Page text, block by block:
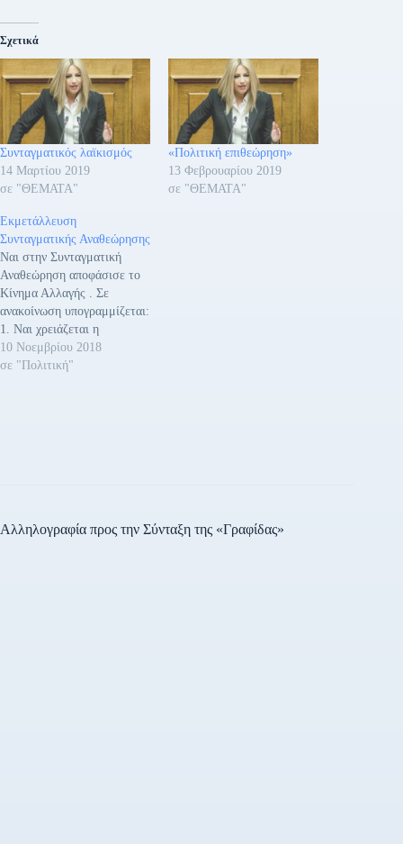
Σχετικά
Συνταγματικός λαϊκισμός
14 Μαρτίου 2019
σε "ΘΕΜΑΤΑ"
«Πολιτική επιθεώρηση»
13 Φεβρουαρίου 2019
σε "ΘΕΜΑΤΑ"
Εκμετάλλευση
Συνταγματικής Αναθεώρησης
Ναι στην Συνταγματική
Αναθεώρηση αποφάσισε το
Κίνημα Αλλαγής . Σε
ανακοίνωση υπογραμμίζεται:
1. Ναι χρειάζεται η
συνταγματική Αναθεώρηση.
Με στόχους την ενίσχυση
10 Νοεμβρίου 2018
σε "Πολιτική"
Αλληλογραφία προς την Σύνταξη της «Γραφίδας»